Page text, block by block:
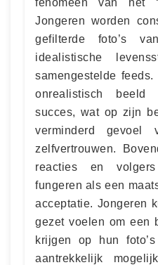
fenomeen van het
Jongeren worden
gefilterde foto’s
idealistische
samengestelde
onrealistisch
succes, wat op zijn
verminderd gevoel
zelfvertrouwen.
reacties en
fungeren als een
acceptatie. Jongeren
gezet voelen om een
krijgen op hun
aantrekkelijk